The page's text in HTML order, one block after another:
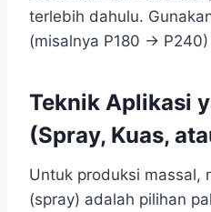
terlebih dahulu.
(misalnya P180 →
Teknik Aplikasi
(Spray, Kuas,
Untuk produksi massal,
(spray) adalah pilihan